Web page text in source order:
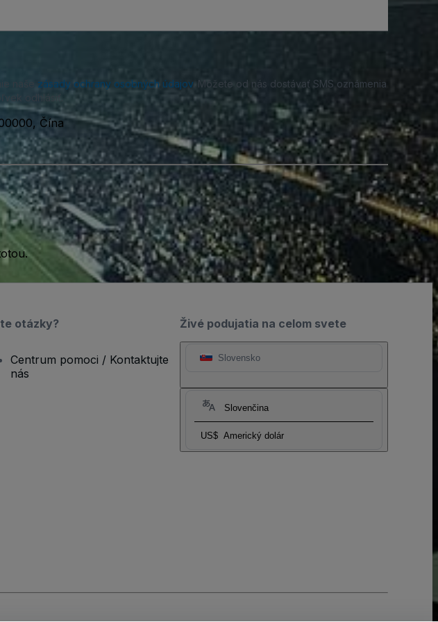
zásady ochrany osobných údajov. Môžete od nás dostávať SMS oznámenia
odhlásiť.
Čína
Živé podujatia na celom svete
Slovensko
Slovenčina
US$ Americký dolár
otázky?
Centrum pomoci / Kontaktujte
nás